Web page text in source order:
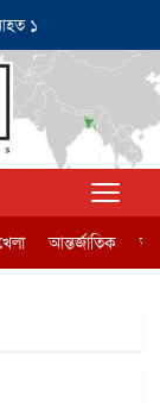
১
আন্তর্জাতিক